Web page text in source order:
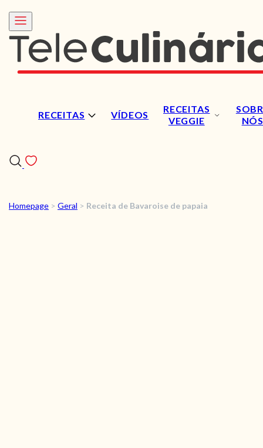
RECEITAS VÍDEOS
RECEITAS
VEGGIE
NÓS
RECEITAS
Homepage > Geral > Receita de Bavaroise de papaia